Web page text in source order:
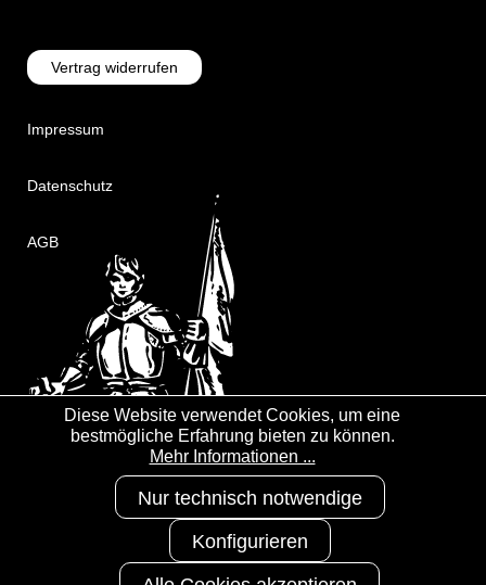
Vertrag widerrufen
Impressum
Datenschutz
AGB
Diese Website verwendet Cookies, um eine
bestmögliche Erfahrung bieten zu können.
Mehr Informationen ...
Nur technisch notwendige
Konfigurieren